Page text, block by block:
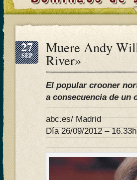
27
SEP Muere Andy
River»
El popular crooner
a consecuencia de un
abc.es/ Madrid
Día 26/09/2012 – 16.33h